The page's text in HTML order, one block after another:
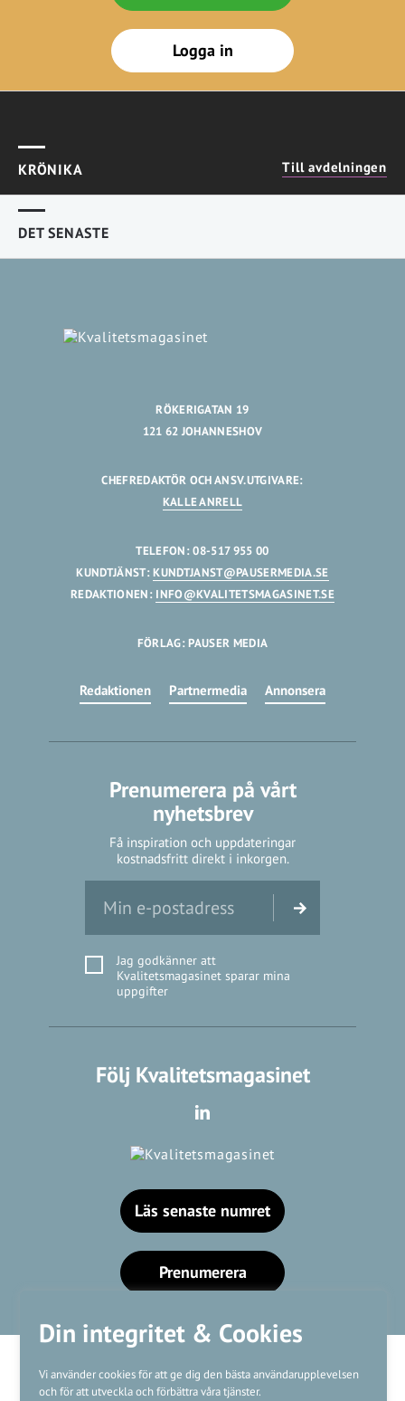
Din integritet & Cookies
Vi använder cookies för att ge dig den bästa användarupplevelsen
och för att utveckla och förbättra våra tjänster.
Logga in
KRÖNIKA Till avdelningen
DET SENASTE
RÖKERIGATAN 19
121 62 JOHANNESHOV
CHEFREDAKTÖR OCH ANSV.UTGIVARE:
KALLE ANRELL
TELEFON: 08-517 955 00
KUNDTJÄNST:KUNDTJANST@PAUSERMEDIA.SE
REDAKTIONEN: INFO@KVALITETSMAGASINET.SE
FÖRLAG: PAUSER MEDIA
Redaktionen Partnermedia Annonsera
Prenumerera på vårt
nyhetsbrev
Få inspiration och uppdateringar
kostnadsfritt direkt i inkorgen.
Jag godkänner att
Kvalitetsmagasinet sparar mina
uppgifter
Följ Kvalitetsmagasinet
Läs senaste numret
Prenumerera